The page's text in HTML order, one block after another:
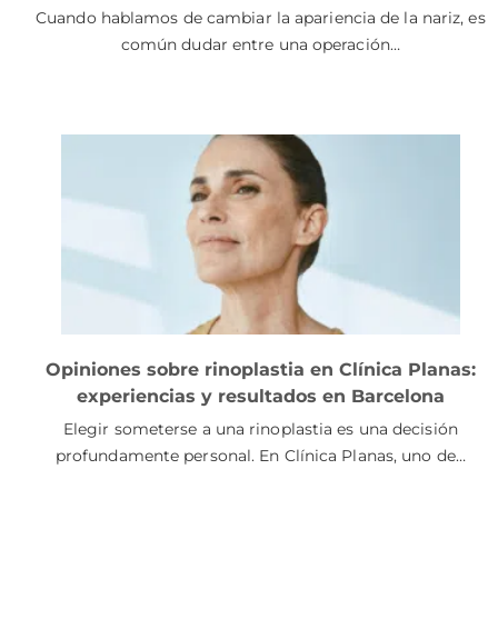
Cuando hablamos de cambiar la apariencia de la nariz, es
común dudar entre una operación…
Opiniones sobre rinoplastia en Clínica Planas:
experiencias y resultados en Barcelona
Elegir someterse a una rinoplastia es una decisión
profundamente personal. En Clínica Planas, uno de…